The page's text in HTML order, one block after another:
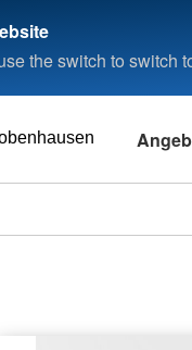
the switch to switch